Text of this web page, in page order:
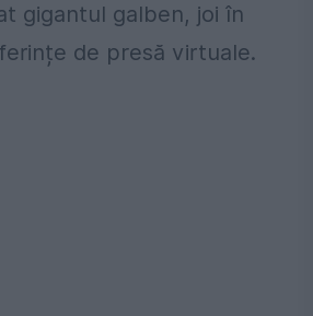
gigantul galben, joi în
de presă virtuale.